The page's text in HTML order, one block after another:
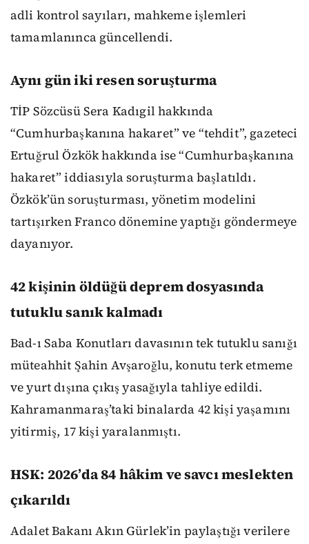
adli kontrol sayıları, mahkeme işlemleri
tamamlanınca güncellendi.
Aynı gün iki resen soruşturma
TİP Sözcüsü Sera Kadıgil hakkında
“Cumhurbaşkanına hakaret” ve “tehdit”, gazeteci
Ertuğrul Özkök hakkında ise “Cumhurbaşkanına
hakaret” iddiasıyla soruşturma başlatıldı.
Özkök’ün soruşturması, yönetim modelini
tartışırken Franco dönemine yaptığı göndermeye
dayanıyor.
42 kişinin öldüğü deprem dosyasında
tutuklu sanık kalmadı
Bad-ı Saba Konutları davasının tek tutuklu sanığı
müteahhit Şahin Avşaroğlu, konutu terk etmeme
ve yurt dışına çıkış yasağıyla tahliye edildi.
Kahramanmaraş’taki binalarda 42 kişi yaşamını
yitirmiş, 17 kişi yaralanmıştı.
HSK: 2026’da 84 hâkim ve savcı meslekten
çıkarıldı
Adalet Bakanı Akın Gürlek’in paylaştığı verilere